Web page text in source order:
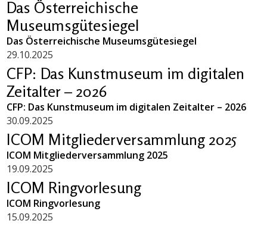
Das Österreichische
Museumsgütesiegel
Das Österreichische Museumsgütesiegel
29.10.2025
CFP: Das Kunstmuseum im digitalen
Zeitalter – 2026
CFP: Das Kunstmuseum im digitalen Zeitalter – 2026
30.09.2025
ICOM Mitgliederversammlung 2025
ICOM Mitgliederversammlung 2025
19.09.2025
ICOM Ringvorlesung
ICOM Ringvorlesung
15.09.2025